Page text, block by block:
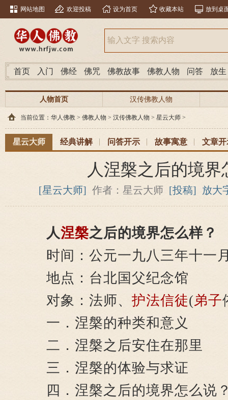
网站地图 欢迎投稿 设为首页 收藏本站 放到桌
首页 入门 佛经 佛咒 佛教故事 佛教人物 问答 放生
人物首页 汉传佛教人物
当前位置： 华人佛教 > 佛教人物 > 汉传佛教人物 > 星云大师 >
星云大师 经典讲解 问答开示 故事寓意 文章开
人涅槃之后的境界
[星云大师] 作者：星云大师 [投稿] 放大
人涅槃之后的境界怎么样？
时间：公元一九八三年十一
地点：台北国父纪念馆
对象：法师、 护法信徒(弟子
一．涅槃的种类和意义
二．涅槃之后安住在那里
三．涅槃的体验与求证
四．涅槃之后的境界怎么说